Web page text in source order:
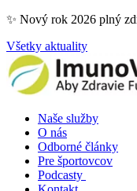
Skip
content
✨ Nový rok 2026 plný
Všetky aktuality
Naše služby
O nás
Odborné články
Pre športovcov
Podcasty